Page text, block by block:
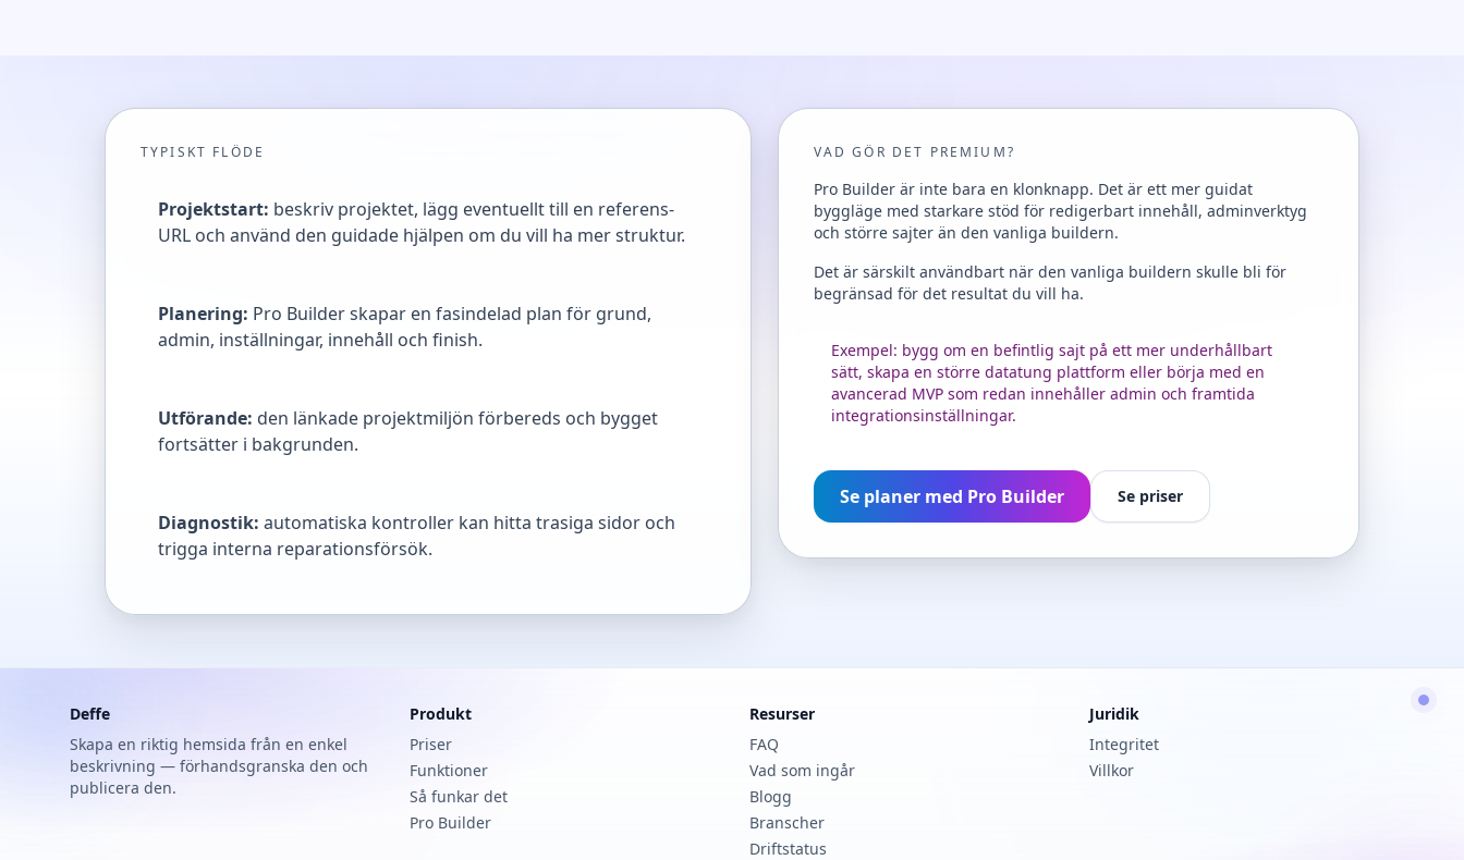
TYPISKT FLÖDE
Projektstart: beskriv projektet, lägg eventuellt till en referens-
URL och använd den guidade hjälpen om du vill ha mer struktur.
Planering: Pro Builder skapar en fasindelad plan för grund,
admin, inställningar, innehåll och finish.
Utförande: den länkade projektmiljön förbereds och bygget
fortsätter i bakgrunden.
Diagnostik: automatiska kontroller kan hitta trasiga sidor och
trigga interna reparationsförsök.
VAD GÖR DET PREMIUM?
Pro Builder är inte bara en klonknapp. Det är ett mer guidat
byggläge med starkare stöd för redigerbart innehåll, adminverktyg
och större sajter än den vanliga buildern.
Det är särskilt användbart när den vanliga buildern skulle bli för
begränsad för det resultat du vill ha.
Exempel: bygg om en befintlig sajt på ett mer underhållbart
sätt, skapa en större datatung plattform eller börja med en
avancerad MVP som redan innehåller admin och framtida
integrationsinställningar.
Se planer med Pro Builder Se priser
Deffe
Skapa en riktig hemsida från en enkel
beskrivning — förhandsgranska den och
publicera den.
Produkt
Priser
Funktioner
Så funkar det
Pro Builder
Resurser
FAQ
Vad som ingår
Blogg
Branscher
Driftstatus
Juridik
Integritet
Villkor